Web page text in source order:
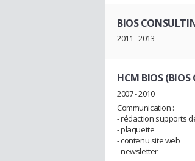
BIOS
2011 - 2013
HCM BIOS
2007 - 2010
Communication :
- rédaction supports
- plaquette
- contenu site web
- newsletter